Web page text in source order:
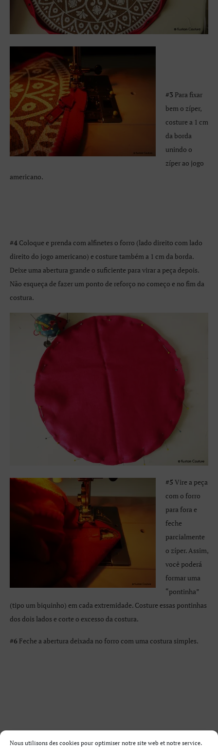
Nous utilisons des cookies pour optimiser notre site web et notre service.
#3 Para fixar
bem o zíper,
costure a 1 cm
da borda
unindo o
zíper ao jogo
americano.
#4 Coloque e prenda com alfinetes o forro (lado direito com lado
direito do jogo americano) e costure também a 1 cm da borda.
Deixe uma abertura grande o suficiente para virar a peça depois.
Não esqueça de fazer um ponto de reforço no começo e no fim da
costura.
#5 Vire a peça
com o forro
para fora e
feche
parcialmente
o zíper. Assim,
você poderá
formar uma
“pontinha”
(tipo um biquinho) em cada extremidade. Costure essas pontinhas
dos dois lados e corte o excesso da costura.
#6 Feche a abertura deixada no forro com uma costura simples.